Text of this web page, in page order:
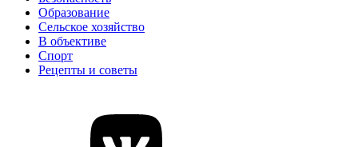
Образование
Сельское хозяйство
В объективе
Спорт
Рецепты и советы